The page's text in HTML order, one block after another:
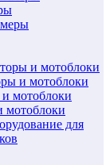
и мотоблоки
и мотоблоки
мотоблоки
мотоблоки
для